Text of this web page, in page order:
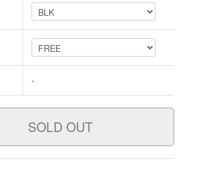
-